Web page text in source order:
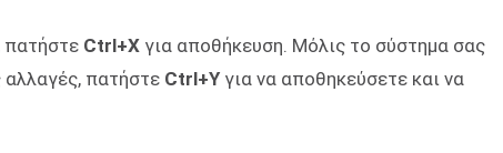
πατήστε Ctrl+X για αποθήκευση. Μόλις το σύστημα σας
αλλαγές, πατήστε Ctrl+Y για να αποθηκεύσετε και να